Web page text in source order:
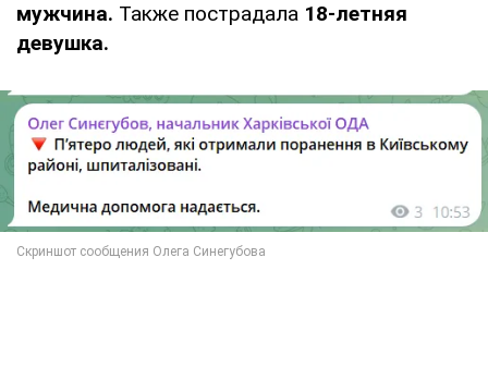
мужчина. Также пострадала 18-летняя
девушка.